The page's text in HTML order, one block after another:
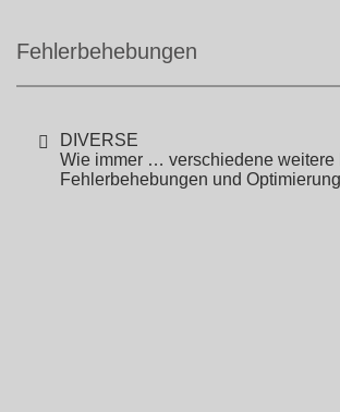
Fehlerbehebungen
DIVERSE
Wie immer … verschiedene weitere
Fehlerbehebungen und